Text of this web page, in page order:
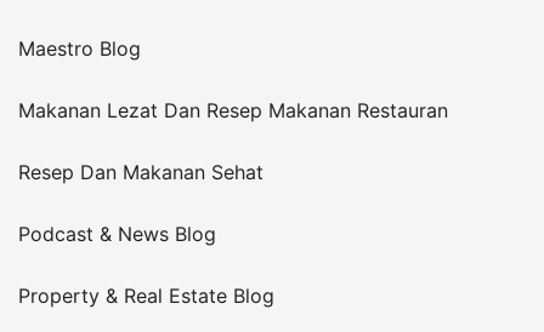
Maestro Blog
Makanan Lezat Dan Resep Makanan Restauran
Resep Dan Makanan Sehat
Podcast & News Blog
Property & Real Estate Blog